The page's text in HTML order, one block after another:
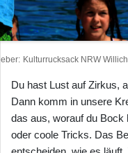
Kulturrucksack NRW
Du hast Lust auf Zirkus,
Dann komm in unsere
das aus, worauf du Bock
oder coole Tricks. Das